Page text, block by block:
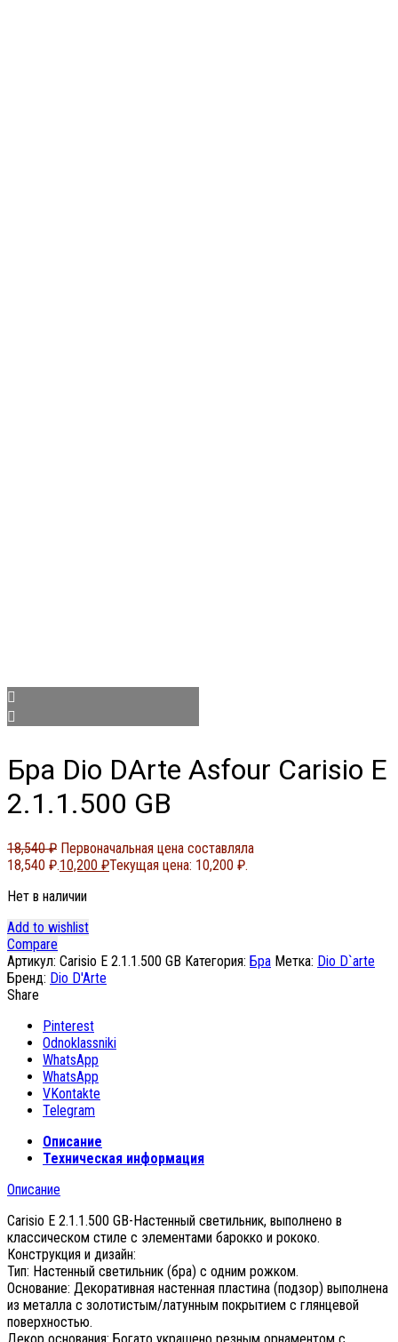
Бра Dio DArte Asfour Carisio E
2.1.1.500 GB
18,540₽ Первоначальная цена составляла
18,540 ₽.10,200 ₽Текущая цена: 10,200 ₽.
Нет в наличии
Add to wishlist
Compare
Артикул: Carisio E 2.1.1.500 GB Категория: Бра Метка: Dio D`arte
Бренд: Dio D'Arte
Share
Pinterest
Odnoklassniki
WhatsApp
WhatsApp
VKontakte
Telegram
Описание
Техническая информация
Описание
Carisio E 2.1.1.500 GB-Настенный светильник, выполнено в
классическом стиле с элементами барокко и рококо.
Конструкция и дизайн:
Тип: Настенный светильник (бра) с одним рожком.
Основание: Декоративная настенная пластина (подзор) выполнена
из металла с золотистым/латунным покрытием с глянцевой
поверхностью.